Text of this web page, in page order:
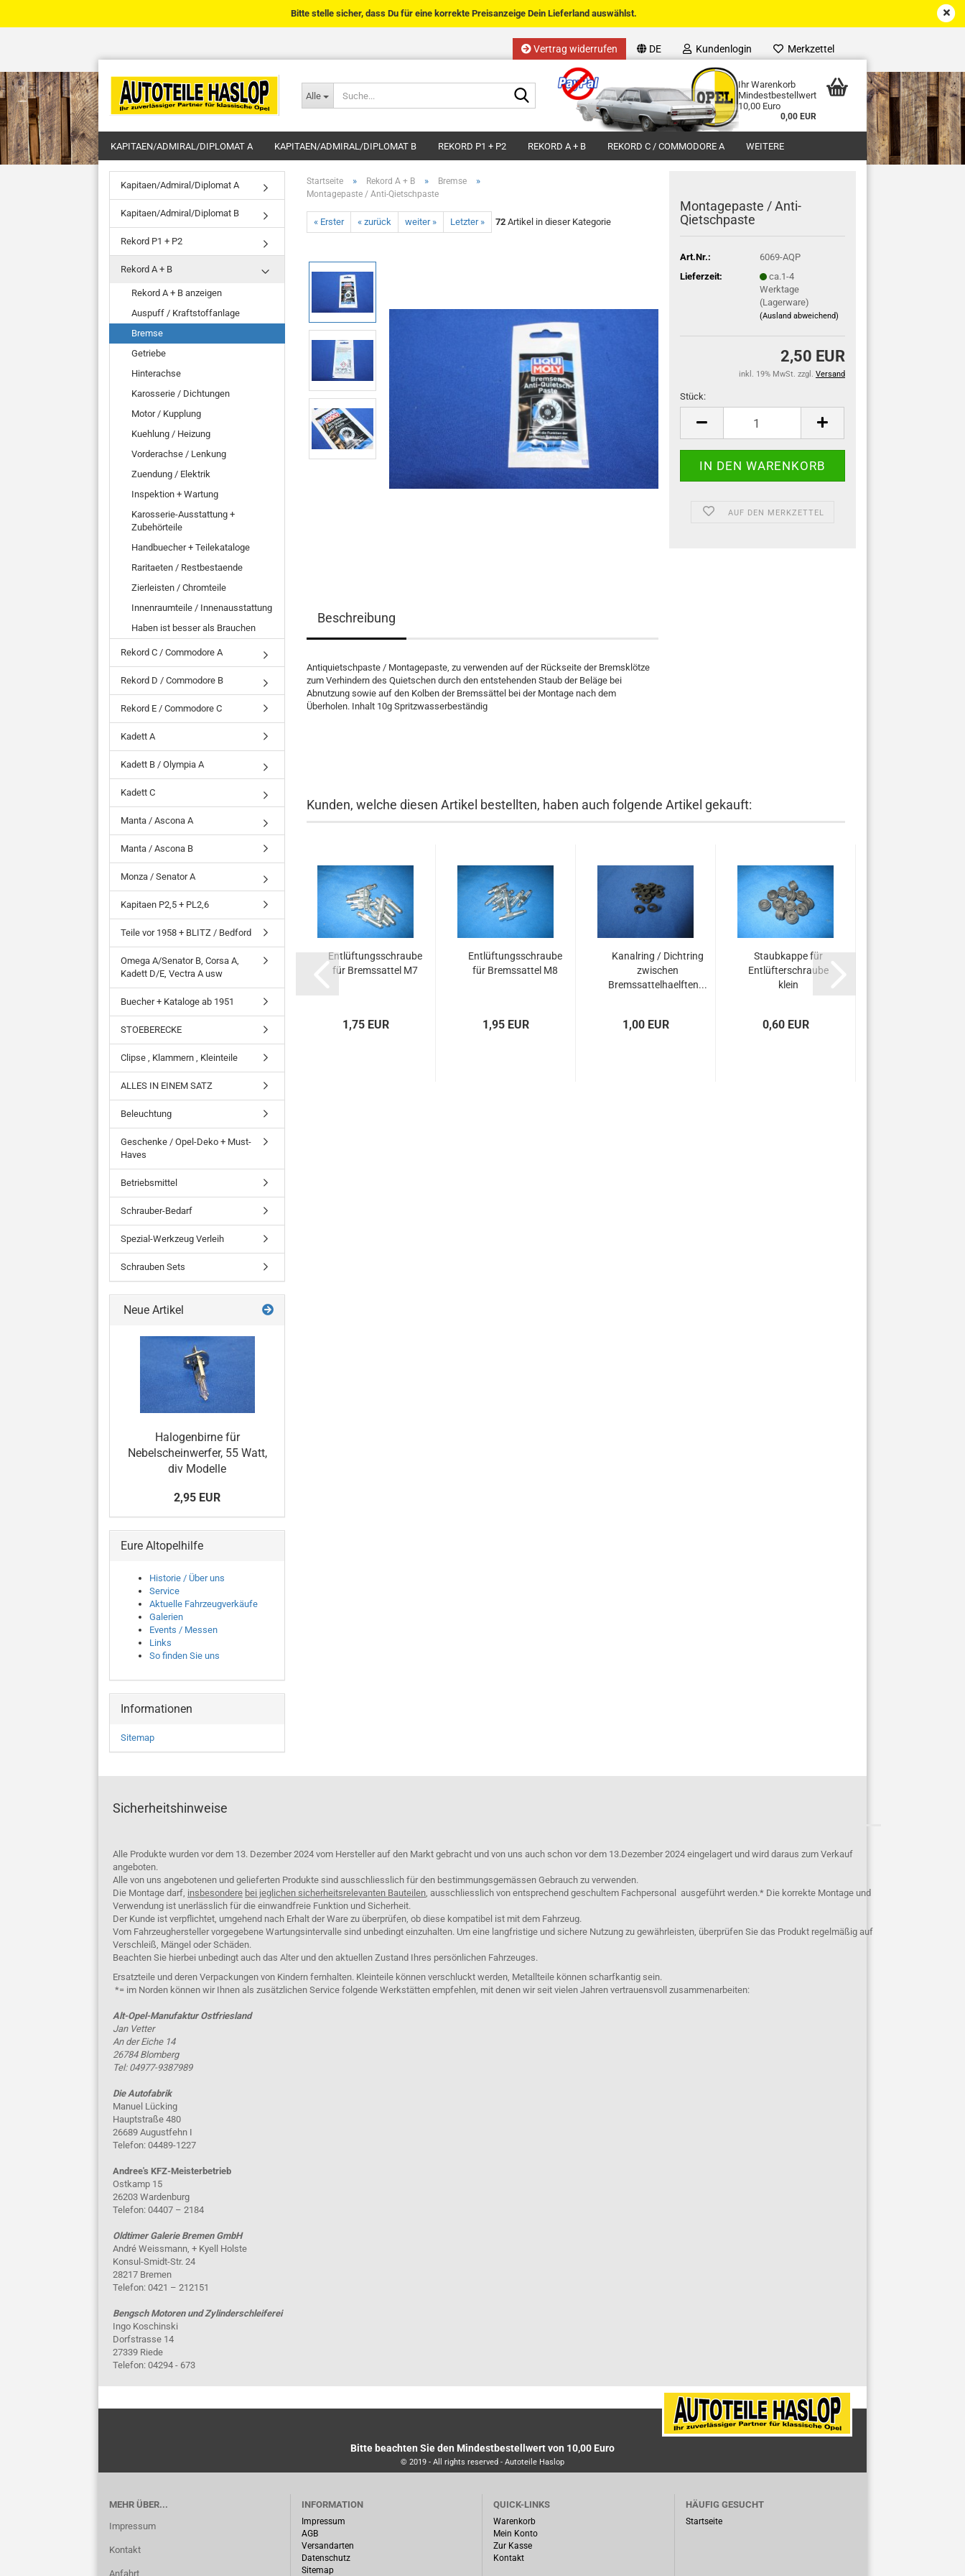
Vertrag widerrufen DE
Sprache auswählen
Lieferland
Kundenlogin
Passwort
Merkzettel
Alle
Suche...
Ihr Warenkorb
Mindestbestellwert
10,00 Euro
0,00 EUR
Bitte stelle sicher, dass Du für eine korrekte Preisanzeige Dein Lieferland auswählst.
KAPITAEN/ADMIRAL/DIPLOMAT A KAPITAEN/ADMIRAL/DIPLOMAT B REKORD P1 + P2 REKORD A + B REKORD C / COMMODORE A WEITERE
Startseite » Rekord A + B » Bremse »
Montagepaste / Anti-Qietschpaste
« Erster « zurück weiter » Letzter » 72 Artikel in dieser Kategorie
Montagepaste / Anti-
Qietschpaste
Art.Nr.:
6069-AQP
Lieferzeit:
ca.1-4
Werktage
(Lagerware)
(Ausland abweichend)
2,50 EUR
inkl. 19% MwSt. zzgl. Versand
Stück:
Stück
AUF DEN MERKZETTEL
Beschreibung
Antiquietschpaste / Montagepaste, zu verwenden auf der Rückseite der Bremsklötze
zum Verhindern des Quietschen durch den entstehenden Staub der Beläge bei
Abnutzung sowie auf den Kolben der Bremssättel bei der Montage nach dem
Überholen. Inhalt 10g Spritzwasserbeständig
Kunden, welche diesen Artikel bestellten, haben auch folgende Artikel gekauft:
Entlüftungsschraube
für Bremssattel M7
1,75 EUR
Entlüftungsschraube
für Bremssattel M8
1,95 EUR
Kanalring / Dichtring
zwischen
Bremssattelhaelften...
1,00 EUR
Staubkappe für
Entlüfterschraube
klein
0,60 EUR
Kapitaen/Admiral/Diplomat A
Kapitaen/Admiral/Diplomat B
Rekord P1 + P2
Rekord A + B
Rekord A + B anzeigen
Auspuff / Kraftstoffanlage
Bremse
Getriebe
Hinterachse
Karosserie / Dichtungen
Motor / Kupplung
Kuehlung / Heizung
Vorderachse / Lenkung
Zuendung / Elektrik
Inspektion + Wartung
Karosserie-Ausstattung +
Zubehörteile
Handbuecher + Teilekataloge
Raritaeten / Restbestaende
Zierleisten / Chromteile
Innenraumteile / Innenausstattung
Haben ist besser als Brauchen
Rekord C / Commodore A
Rekord D / Commodore B
Rekord E / Commodore C
Kadett A
Kadett B / Olympia A
Kadett C
Manta / Ascona A
Manta / Ascona B
Monza / Senator A
Kapitaen P2,5 + PL2,6
Teile vor 1958 + BLITZ / Bedford
Omega A/Senator B, Corsa A,
Kadett D/E, Vectra A usw
Buecher + Kataloge ab 1951
STOEBERECKE
Clipse , Klammern , Kleinteile
ALLES IN EINEM SATZ
Beleuchtung
Geschenke / Opel-Deko + Must-
Haves
Betriebsmittel
Schrauber-Bedarf
Spezial-Werkzeug Verleih
Schrauben Sets
Neue Artikel
Halogenbirne für
Nebelscheinwerfer, 55 Watt,
div Modelle
2,95 EUR
Eure Altopelhilfe
Historie / Über uns
Service
Aktuelle Fahrzeugverkäufe
Galerien
Events / Messen
Links
So finden Sie uns
Informationen
Sitemap
Sicherheitshinweise
Alle Produkte wurden vor dem 13. Dezember 2024 vom Hersteller auf den Markt gebracht und von uns auch schon vor dem 13.Dezember 2024 eingelagert und wird daraus zum Verkauf
angeboten.
Alle von uns angebotenen und gelieferten Produkte sind ausschliesslich für den bestimmungsgemässen Gebrauch zu verwenden.
Die Montage darf, insbesondere bei jeglichen sicherheitsrelevanten Bauteilen, ausschliesslich von entsprechend geschultem Fachpersonal ausgeführt werden.* Die korrekte Montage und
Verwendung ist unerlässlich für die einwandfreie Funktion und Sicherheit.
Der Kunde ist verpflichtet, umgehend nach Erhalt der Ware zu überprüfen, ob diese kompatibel ist mit dem Fahrzeug.
Vom Fahrzeughersteller vorgegebene Wartungsintervalle sind unbedingt einzuhalten. Um eine langfristige und sichere Nutzung zu gewährleisten, überprüfen Sie das Produkt regelmäßig auf
Verschleiß, Mängel oder Schäden.
Beachten Sie hierbei unbedingt auch das Alter und den aktuellen Zustand Ihres persönlichen Fahrzeuges.
Ersatzteile und deren Verpackungen von Kindern fernhalten. Kleinteile können verschluckt werden, Metallteile können scharfkantig sein.
*= im Norden können wir Ihnen als zusätzlichen Service folgende Werkstätten empfehlen, mit denen wir seit vielen Jahren vertrauensvoll zusammenarbeiten:
Alt-Opel-Manufaktur Ostfriesland
Jan Vetter
An der Eiche 14
26784 Blomberg
Tel: 04977-9387989
Die Autofabrik
Manuel Lücking
Hauptstraße 480
26689 Augustfehn I
Telefon: 04489-1227
Andree's KFZ-Meisterbetrieb
Ostkamp 15
26203 Wardenburg
Telefon: 04407 – 2184
Oldtimer Galerie Bremen GmbH
André Weissmann, + Kyell Holste
Konsul-Smidt-Str. 24
28217 Bremen
Telefon: 0421 – 212151
Bengsch Motoren und Zylinderschleiferei
Ingo Koschinski
Dorfstrasse 14
27339 Riede
Telefon: 04294 - 673
Bitte beachten Sie den Mindestbestellwert von 10,00 Euro
© 2019 - All rights reserved - Autoteile Haslop
MEHR ÜBER...
Impressum
Kontakt
Anfahrt
INFORMATION
Impressum
AGB
Versandarten
Datenschutz
Sitemap
QUICK-LINKS
Warenkorb
Mein Konto
Zur Kasse
Kontakt
HÄUFIG GESUCHT
Startseite